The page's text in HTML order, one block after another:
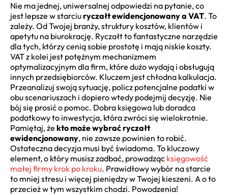
Nie ma jednej, uniwersalnej odpowiedzi na pytanie, co
jest lepsze w starciuryczałt ewidencjonowany a VAT. To
zależy. Od Twojej branży, struktury kosztów, klientów i
apetytu na biurokrację. Ryczałt to fantastyczne narzędzie
dla tych, którzy cenią sobie prostotę i mają niskie koszty.
VAT z kolei jest potężnym mechanizmem
optymalizacyjnym dla firm, które dużo wydają i obsługują
innych przedsiębiorców. Kluczem jest chłodna kalkulacja.
Przeanalizuj swoją sytuację, policz potencjalne podatki w
obu scenariuszach i dopiero wtedy podejmij decyzję. Nie
bój się prosić o pomoc. Dobra księgowa lub doradca
podatkowy to inwestycja, która zwróci się wielokrotnie.
Pamiętaj, że kto może wybrać ryczałt
ewidencjonowany, nie zawsze powinien to robić.
Ostateczna decyzja musi być świadoma. To kluczowy
element, o który musisz zadbać, prowadząc księgowość
małej firmy krok po kroku. Prawidłowy wybór na starcie
to mniej stresu i więcej pieniędzy w Twojej kieszeni. A o to
przecież w tym wszystkim chodzi. Powodzenia!